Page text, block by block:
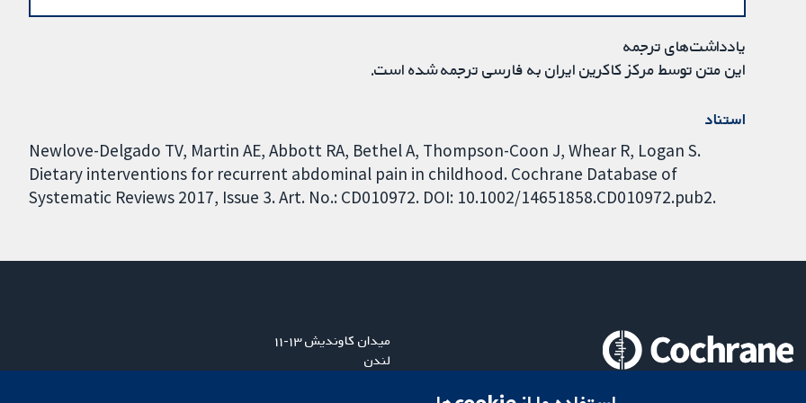
یادداشت‌های ترجمه
این متن توسط مرکز کاکرین ایران به فارسی ترجمه شده است.
استناد
Newlove-Delgado TV, Martin AE, Abbott RA, Bethel A, Thompson-Coon J, Whear R, Logan S.
Dietary interventions for recurrent abdominal pain in childhood. Cochrane Database of
Systematic Reviews 2017, Issue 3. Art. No.: CD010972. DOI: 10.1002/14651858.CD010972.pub2.
میدان کاوندیش ۱۳-۱۱
لندن